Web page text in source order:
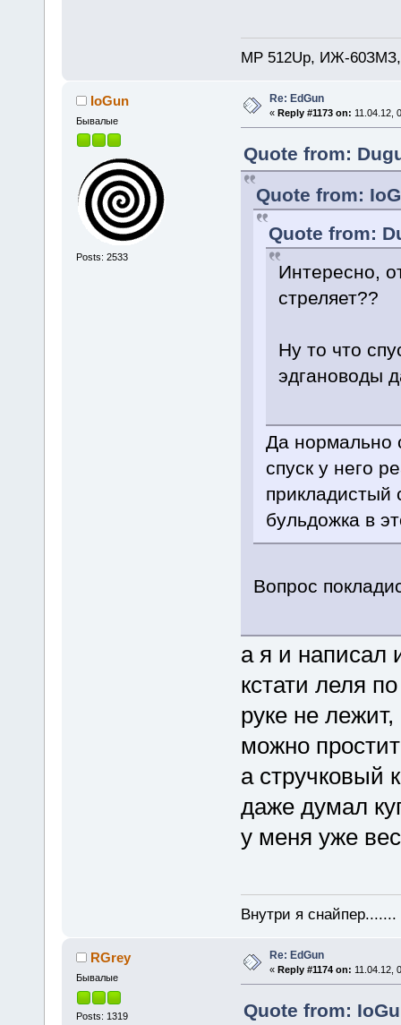
MP 512Up, ИЖ-
IoGun
Бывалые
Posts: 2533
Re: EdGun
« Reply #1173 on: 11.04.12,
Quote from:
Quote from:
Quote from:
Интересно,
стреляет??
Ну то что
эдгановоды
Да нормально
спуск у него
прикладистый
бульдожка в
Вопрос
а я и написал
кстати леля
руке не
можно
а стручковый
даже думал
у меня уже
Внутри я
RGrey
Бывалые
Posts: 1319
Re: EdGun
« Reply #1174 on: 11.04.12,
Quote from: